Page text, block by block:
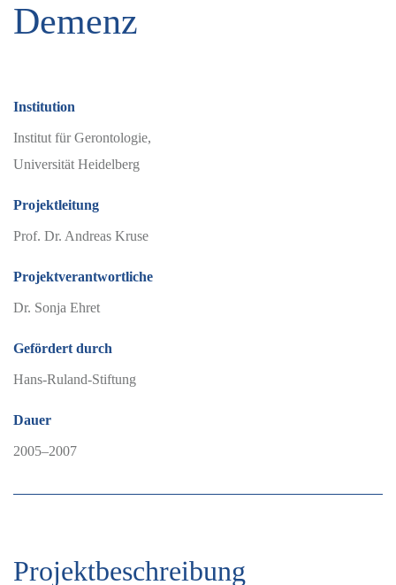
Demenz
Institution
Institut für Gerontologie,
Universität Heidelberg
Projektleitung
Prof. Dr. Andreas Kruse
Projektverantwortliche
Dr. Sonja Ehret
Gefördert durch
Hans-Ruland-Stiftung
Dauer
2005–2007
Projektbeschreibung